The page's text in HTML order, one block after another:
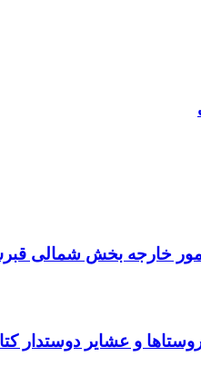
خارجه بخش شمالی قبرس